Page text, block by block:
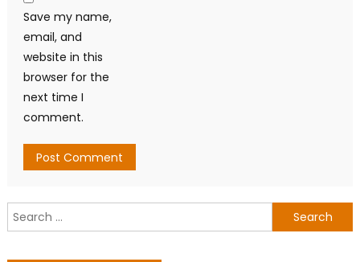
Save my name,
email, and
website in this
browser for the
next time I
comment.
Search
for: